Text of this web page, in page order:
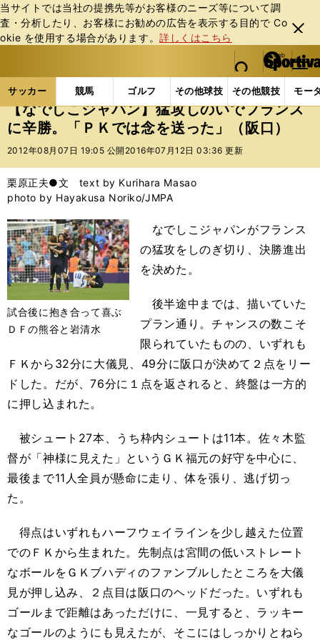
当サイトでは当社の提携先等がお客様のニーズ等について調
査・分析したり、お客様にお勧めの広告を表⽰する⽬的で Co
okie を使⽤する場合があります。詳しくはこちら
閉じ
る
web Sportiva (webスポルティーバ)
検索
マイペ
ー
ジ
メニュ
サッカー 競馬 ゴルフ その他球技 その他競技 モー
ス
ポ
ル
バ
サッカーの記事一覧 サッカー代表 なでしこジャパ
【なでしこジャパン】猛攻しのいでフランス
に辛勝。「ＰＫでは念を送った」（阪口）
2012年08月07日 19:05 公開 2016年07月12日 03:36 更新
栗原正夫●文 text by Kurihara Masao
photo by Hayakusa Noriko/JMPA
試合後に抱き合って喜ぶ
ＤＦの熊谷と岩清水
なでしこジャパンがフランス
の猛攻をしのぎ切り、決勝進出
を決めた。
後半途中までは、描いていた
プラン通り。チャンスの数こそ
限られていたものの、いずれも
ＦＫから32分に大儀見、49分に阪口が決めて２点をリー
ドした。だが、76分に１点を返されると、終盤は一方的
に押し込まれた。
被シュート27本、うち枠内シュートは11本。佐々木監
督が「神様に見えた」というＧＫ福元の好守を中心に、
最後まで11人全員が懸命に走り、体を張り、逃げ切っ
た。
得点はいずれもハーフウェイラインを少し越えた位置
でのＦＫから生まれた。先制点は宮間の低いストレート
なボールをＧＫブハディのファンブルしたところを大儀
見が押し込み、２点目は阪口のヘッドだった。いずれも
ゴールまで距離はあっただけに、一見すると、ラッキー
なゴールのようにも見えたが、そこにはしっかりとねら